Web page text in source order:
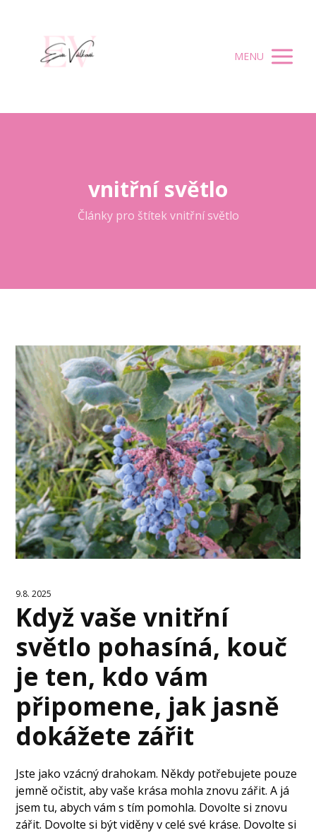
MENU
vnitřní světlo
Články pro štítek vnitřní světlo
9.8. 2025
Když vaše vnitřní
světlo pohasíná, kouč
je ten, kdo vám
připomene, jak jasně
dokážete zářit
Jste jako vzácný drahokam. Někdy potřebujete pouze
jemně očistit, aby vaše krása mohla znovu zářit. A já
jsem tu, abych vám s tím pomohla. Dovolte si znovu
zářit. Dovolte si být viděny v celé své kráse. Dovolte si